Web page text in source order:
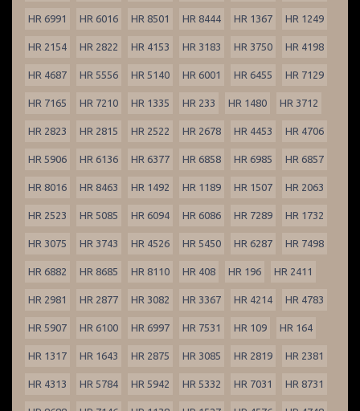
HR 6991 HR 6016 HR 8501 HR 8444 HR 1367 HR 1249
HR 2154 HR 2822 HR 4153 HR 3183 HR 3750 HR 4198
HR 4687 HR 5556 HR 5140 HR 6001 HR 6455 HR 7129
HR 7165 HR 7210 HR 1335 HR 233 HR 1480 HR 3712
HR 2823 HR 2815 HR 2522 HR 2678 HR 4453 HR 4706
HR 5906 HR 6136 HR 6377 HR 6858 HR 6985 HR 6857
HR 8016 HR 8463 HR 1492 HR 1189 HR 1507 HR 2063
HR 2523 HR 5085 HR 6094 HR 6086 HR 7289 HR 1732
HR 3075 HR 3743 HR 4526 HR 5450 HR 6287 HR 7498
HR 6882 HR 8685 HR 8110 HR 408 HR 196 HR 2411
HR 2981 HR 2877 HR 3082 HR 3367 HR 4214 HR 4783
HR 5907 HR 6100 HR 6997 HR 7531 HR 109 HR 164
HR 1317 HR 1643 HR 2875 HR 3085 HR 2819 HR 2381
HR 4313 HR 5784 HR 5942 HR 5332 HR 7031 HR 8731